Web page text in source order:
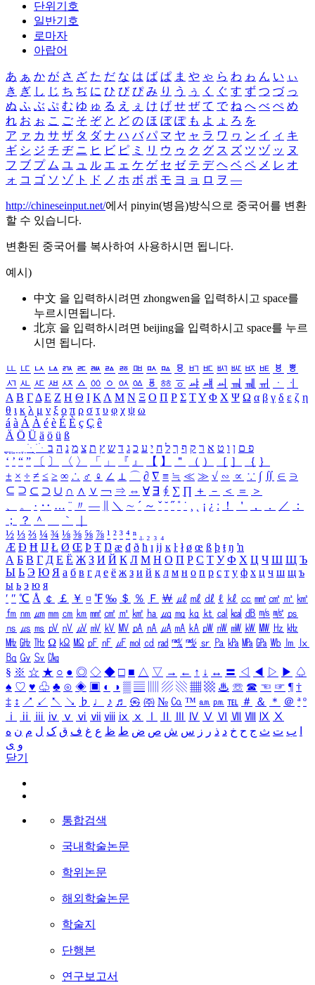
단위기호
일반기호
로마자
아랍어
あ ぁ か が さ ざ た だ な は ば ぱ ま や ゃ ら わ ゎ ん い ぃ
き ぎ し じ ち ぢ に ひ び ぴ み り う ぅ く ぐ す ず つ づ っ
ぬ ふ ぶ ぷ む ゆ ゅ る え ぇ け げ せ ぜ て で ね へ べ ぺ め
れ お ぉ こ ご そ ぞ と ど の ほ ぼ ぽ も よ ょ ろ を
ア ァ カ サ ザ タ ダ ナ ハ バ パ マ ヤ ャ ラ ワ ヮ ン イ ィ キ
ギ シ ジ チ ヂ ニ ヒ ビ ピ ミ リ ウ ゥ ク グ ス ズ ツ ヅ ッ ヌ
フ ブ プ ム ユ ュ ル エ ェ ケ ゲ セ ゼ テ デ ヘ ベ ペ メ レ オ
ォ コ ゴ ソ ゾ ト ド ノ ホ ボ ポ モ ヨ ョ ロ ヲ ―
http://chineseinput.net/에서 pinyin(병음)방식으로 중국어를 변환
할 수 있습니다.
변환된 중국어를 복사하여 사용하시면 됩니다.
예시)
中文 을 입력하시려면 zhongwen을 입력하시고 space를
누르시면됩니다.
北京 을 입력하시려면 beijing을 입력하시고 space를 누르
시면 됩니다.
ㅥ ㅦ ㅧ ㅨ ㅩ ㅪ ㅫ ㅬ ㅭ ㅮ ㅯ ㅰ ㅱ ㅲ ㅳ ㅴ ㅵ ㅶ ㅷ ㅸ
ㅹ
ㅺ ㅻ ㅼ ㅽ ㅾ ㅿ ㆀ ㆁ ㆂ ㆃ ㆄ ㆅ ㆆ ㆇ ㆈ ㆉ ㆊ ㆋ ㆌ ㆍ
ㆎ
Α Β ΓΔ Ε Ζ Η Θ Ι ΚΛ Μ Ν Ξ Ο Π Ρ Σ ΤΥ Φ Χ Ψ Ω α β γ δ ε ζ η
θ ι κ λ μ ν ξ ο π ρ σ τ υ φ χ ψ ω
á à Á À é è É È ç Ç ê
Ä Ö Ü ä ö ü ß
ִֶֹ ֻּ ׁׂ פ ם ן ו ט א ר ק ף ך ל ח י ע כ ג ד ש ץ ת צ מ נ ה ב
‘ ’ “ ” 〔 〕 〈 〉 「 」 『 』 【 】 ＂ （ ） ［ ］ ｛ ｝
± × ÷ ≠ ≤ ≥ ∞ ∴ ♂ ♀ ∠ ⊥ ⌒ ∂ ∇ ≡ ≒ ≪ ≫ √ ∽ ∝ ∵ ∫ ∬ ∈ ∋
⊆ ⊇ ⊂ ⊃ ∪ ∩ ∧ ∨ ￢ ⇒ ⇔ ∀ ∃ ∮ ∑ ∏ ＋ － ＜ ＝
＞
、
。 · ‥ … ¨ 〃 ― ＼ ∼ ´ ～ ˇ ˘ ˝ ˚ ˙ ¸ ¡ ¿ ː ！ ＇ ， ． ／
：
；
？ ＾ ｀
½ ⅓ ⅔ ¼ ¾ ⅛ ⅜ ⅝ ⅞ ¹ ² ³ ⁴ ⁿ ₁ ₂ ₃ ₄
Æ Ð Ħ Ĳ Ł Ø Œ Þ Ŧ Ŋ æ đ ð ħ ı ĳ ĸ ŀ ł ø œ ß þ ŧ ŋ ŉ
А Б В Г Д Е Ё Ж З И Й К Л М Н О П Р С Т У Ф Х Ц Ч Ш Щ Ъ
Ы Ь Э Ю Я а б в г д е ё ж з и й к л м н о п р с т у ф х ц ч ш щ ъ
ы ь э ю я
′ ″ ℃ Å ￠ ￡ ￥ ¤ ℉ ‰ ＄ ％ Ｆ ￦ ㎕ ㎖ ㎗ ℓ ㎘ ㏄ ㎣ ㎤ ㎥ ㎦
㎙ ㎚ ㎛ ㎜ ㎝ ㎞ ㎟ ㎠ ㎡ ㎢ ㏊ ㎍ ㎎ ㎏ ㏏ ㎈ ㎉ ㏈ ㎧ ㎨ ㎰
㎱ ㎲ ㎳ ㎴ ㎵ ㎶ ㎷ ㎸ ㎹ ㎀ ㎁ ㎂ ㎃ ㎄ ㎺ ㎻ ㎽ ㎾ ㎿ ㎐ ㎑
㎒ ㎓ ㎔ Ω ㏀ ㏁ ㎊ ㎋ ㎌ ㏖ ㏅ ㎭ ㎮ ㎯ ㏛ ㎩ ㎪ ㎫ ㎬ ㏝ ㏐
㏓
㏃ ㏉ ㏜ ㏆
§ ※ ☆ ★ ○ ● ◎ ◇ ◆ □ ■ △ ▽ → ← ↑ ↓ ↔ 〓 ◁ ◀ ▷ ▶ ♤
♠ ♡ ♥ ♧ ♣ ⊙ ◈ ▣ ◐ ◑ ▒ ▤ ▨ ▧ ▦ ▩ ♨ ☏ ☎ ☜ ☞ ¶ †
‡ ↕ ↗ ↙ ↖ ↘ ♭ ♩ ♪ ♬ ㉿ ㈜ № ㏇ ™ ㏂ ㏘ ℡ ＃ ＆ ＊ ＠ ª º
ⅰ
ⅱ ⅲ ⅳ ⅴ ⅵ ⅶ ⅷ ⅸ ⅹ Ⅳ Ⅴ Ⅵ Ⅶ Ⅷ Ⅸ Ⅹ
ب ت ث ج ح خ د ذ ر ز س ش ص ض ط ظ ع غ ف ق ک ل م ن ه
و ی
닫기
통합검색
국내학술논문
학위논문
해외학술논문
학술지
단행본
연구보고서